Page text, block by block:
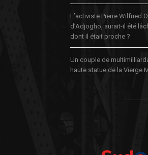
L’activiste Pierre Wilfried
d’Adjogho, aurait-il été
dont il était proche ?
Un couple de
haute statue de la Vierge